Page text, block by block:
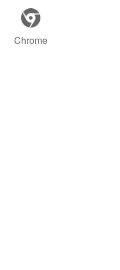
Chrome